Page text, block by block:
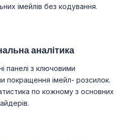
імейлів без кодування.
аналітика
панелі з ключовими
покращення імейл- розсилок.
по кожному з основних